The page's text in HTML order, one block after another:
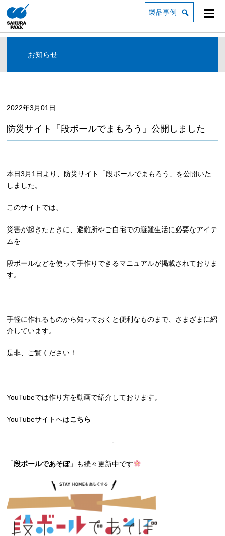
製品事例
お知らせ
2022年3月01日
防災サイト「段ボールでまもろう」公開しました
本日3月1日より、防災サイト「段ボールでまもろう」を公開いた
しました。
このサイトでは、
災害が起きたときに、避難所やご自宅での避難生活に必要なアイテ
ムを
段ボールなどを使って手作りできるマニュアルが掲載されておりま
す。
手軽に作れるものから知っておくと便利なものまで、さまざまに紹
介しています。
是非、ご覧ください！
YouTubeでは作り方を動画で紹介しております。
YouTubeサイトへはこちら
———————————————-
「段ボールであそぼ」も続々更新中です